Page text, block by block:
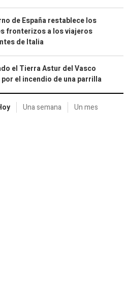
de España restablece los
fronterizos a los viajeros
de Italia
el Tierra Astur del Vasco
por el incendio de una parrilla
Una semana Un mes